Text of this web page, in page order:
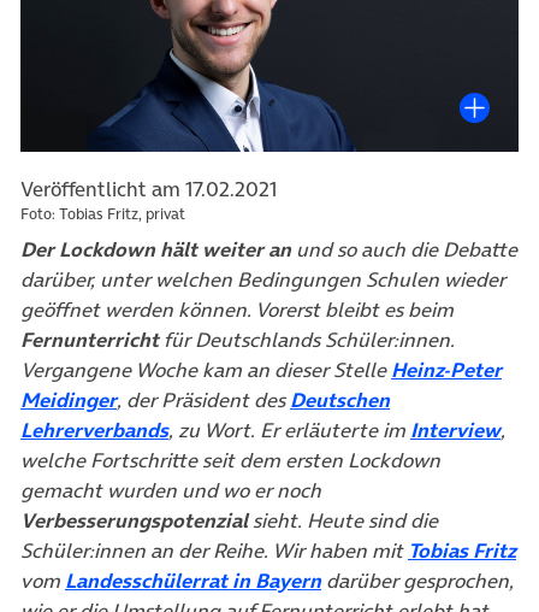
Veröffentlicht am 17.02.2021
Foto: Tobias Fritz, privat
Der Lockdown hält weiter anund so auch die Debatte
darüber, unter welchen Bedingungen Schulen wieder
geöffnet werden können. Vorerst bleibt es beim
Fernunterricht für Deutschlands Schüler:innen.
Vergangene Woche kam an dieser StelleHeinz-Peter
Meidinger(öffnet in neuem Tab)
, der Präsident desDeutschen
Lehrerverbands(öffnet in neuem Tab)
, zu Wort. Er erläuterte im Interview,
welche Fortschritte seit dem ersten Lockdown
gemacht wurden und wo er noch
Verbesserungspotenzialsieht. Heute sind die
Schüler:innen an der Reihe. Wir haben mit Tobias Fritz
vom Landesschülerrat in Bayern(öffnet in neuem Tab)
darüber gesprochen,